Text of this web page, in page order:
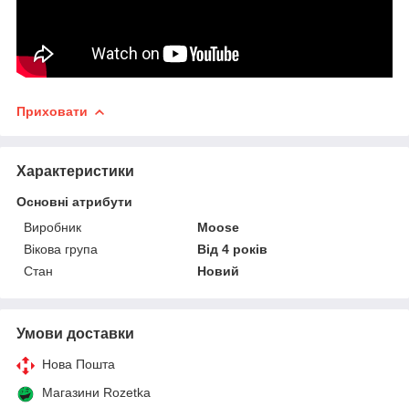
Приховати
Характеристики
Основні атрибути
Виробник
Moose
Вікова група
Від 4 років
Стан
Новий
Умови доставки
Нова Пошта
Магазини Rozetka